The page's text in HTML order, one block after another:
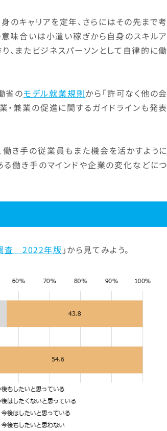
のキャリアを定年、さらにはその先まで考
味合いは小遣い稼ぎから自身のスキルア
、またビジネスパーソンとして自律的に働
省のモデル就業規則から「許可なく他の会
・兼業の促進に関するガイドラインも発表
働き手の従業員もまた機会を活かすように
る働き手のマインドや企業の変化などにつ
調査 2022年版 」から見てみよう。